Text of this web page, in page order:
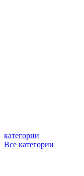
категории
Все категории